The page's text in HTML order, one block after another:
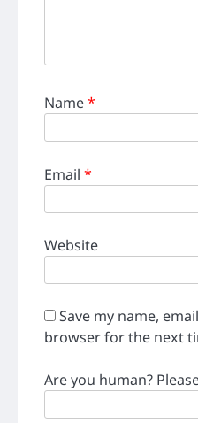
Name*
Email *
Website
Save my name,
browser for the next
Are you human?